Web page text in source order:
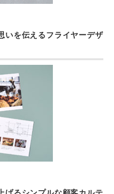
いを伝えるフライヤーデザ